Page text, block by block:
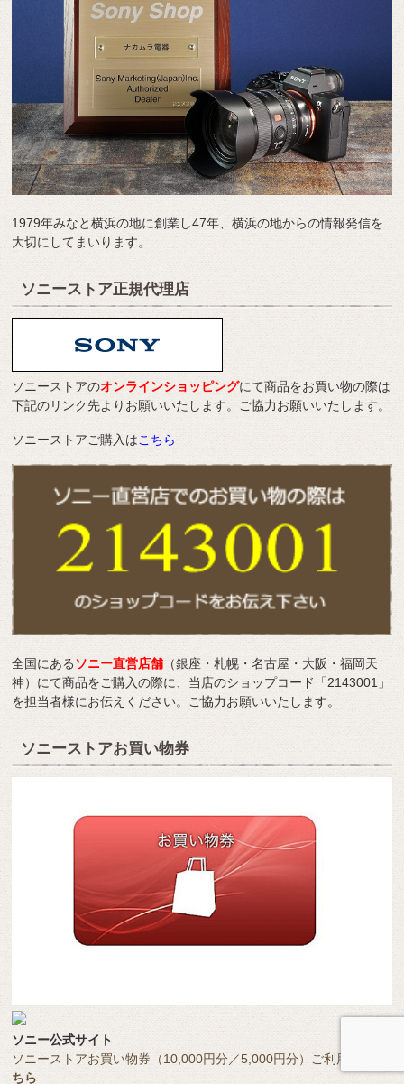
1979年みなと横浜の地に創業し47年、横浜の地からの情報発信を
大切にしてまいります。
ソニーストア正規代理店
ソニーストアのオンラインショッピングにて商品をお買い物の際は
下記のリンク先よりお願いいたします。ご協力お願いいたします。
ソニーストアご購入はこちら
全国にあるソニー直営店舗 （銀座・札幌・名古屋・大阪・福岡天
神）にて商品をご購入の際に、当店のショップコード「2143001」
を担当者様にお伝えください。ご協力お願いいたします。
ソニーストアお買い物券
ソニー公式サイト
ソニーストアお買い物券（10,000円分／5,000円分）ご利用はは
ちら